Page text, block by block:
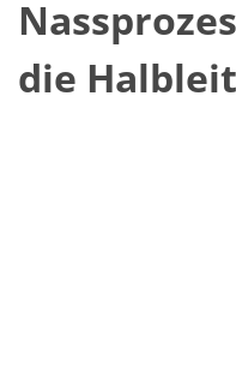
Erneuerbare Energien
Solarwafer
Solarzelle Inline
Solarzelle Batch
die